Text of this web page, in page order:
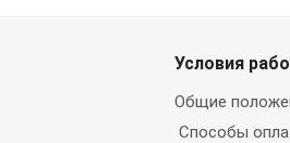
Условия
Общие
Способы